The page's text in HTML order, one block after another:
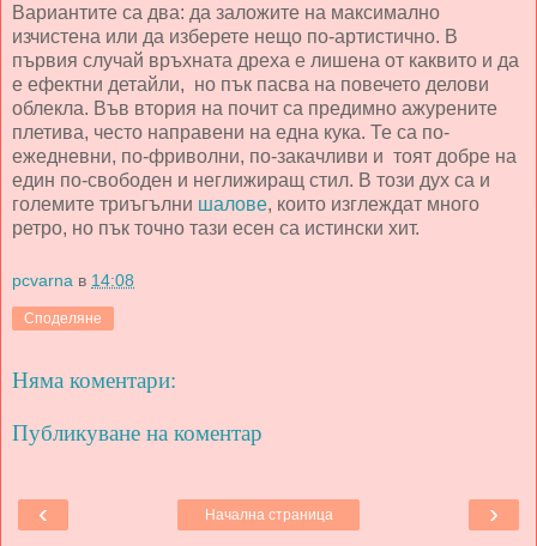
Вариантите са два: да заложите на максимално
изчистена или да изберете нещо по-артистично. В
първия случай връхната дреха е лишена от каквито и да
е ефектни детайли, но пък пасва на повечето делови
облекла. Във втория на почит са предимно ажурените
плетива, често направени на една кука. Те са по-
ежедневни, по-фриволни, по-закачливи и тоят добре на
един по-свободен и неглижиращ стил. В този дух са и
големите триъгълни шалове, които изглеждат много
ретро, но пък точно тази есен са истински хит.
pcvarna в 14:08
Споделяне
Няма коментари:
Публикуване на коментар
‹ ›
Начална страница